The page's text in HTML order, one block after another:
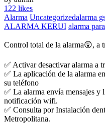
122 likes
Alarma Uncategorizedalarma
ALARMA KERUI alarma
Control total de la alarma😲, a
✅ Activar desactivar alarma a
✅ La aplicación de la alarma
su teléfono
✅ La alarma envía mensajes y
notificación wifi.
✅ Consulta por Instalación
Metropolitana.